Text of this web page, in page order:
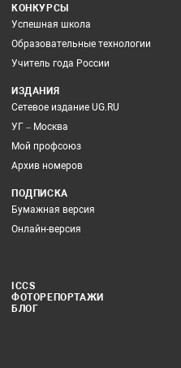
КОНКУРСЫ
Успешная школа
Образовательные технологии
Учитель года России
ИЗДАНИЯ
Сетевое издание UG.RU
УГ – Москва
Мой профсоюз
Архив номеров
ПОДПИСКА
Бумажная версия
Онлайн-версия
ICCS
ФОТОРЕПОРТАЖИ
БЛОГ